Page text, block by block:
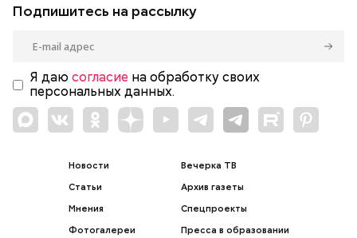
Подпишитесь на рассылку
Я даю согласие на обработку своих
персональных данных.
Новости
Статьи
Мнения
Фотогалереи
Вечерка ТВ
Архив газеты
Спецпроекты
Пресса в образовании